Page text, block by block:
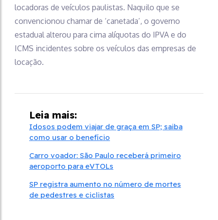
locadoras de veículos paulistas. Naquilo que se
convencionou chamar de ‘canetada’, o governo
estadual alterou para cima alíquotas do IPVA e do
ICMS incidentes sobre os veículos das empresas de
locação.
Leia mais:
Idosos podem viajar de graça em SP; saiba
como usar o benefício
Carro voador: São Paulo receberá primeiro
aeroporto para eVTOLs
SP registra aumento no número de mortes
de pedestres e ciclistas